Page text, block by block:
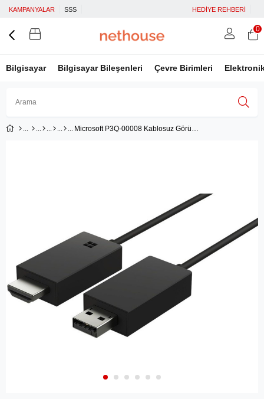
KAMPANYALAR SSS HEDİYE REHBERİ
Bilgisayar Bilgisayar Bileşenleri Çevre Birimleri
Üye Ol
0
Microsoft P3Q-00008 Kablosuz Görüntü Adaptörü